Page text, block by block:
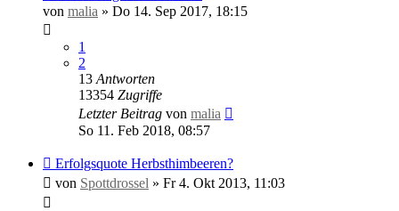
von malia » Do 14. Sep 2017, 18:15
1
2
13 Antworten
13354 Zugriffe
Letzter Beitrag von malia
So 11. Feb 2018, 08:57
Erfolgsquote Herbsthimbeeren?
von Spottdrossel » Fr 4. Okt 2013, 11:03